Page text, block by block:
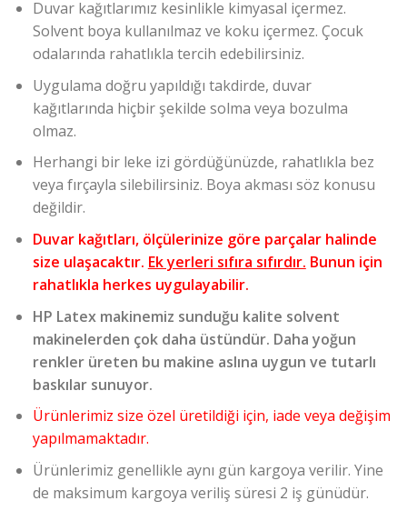
Duvar kağıtlarımız kesinlikle kimyasal içermez.
Solvent boya kullanılmaz ve koku içermez. Çocuk
odalarında rahatlıkla tercih edebilirsiniz.
Uygulama doğru yapıldığı takdirde, duvar
kağıtlarında hiçbir şekilde solma veya bozulma
olmaz.
Herhangi bir leke izi gördüğünüzde, rahatlıkla bez
veya fırçayla silebilirsiniz. Boya akması söz konusu
değildir.
Duvar kağıtları, ölçülerinize göre parçalar halinde
size ulaşacaktır. Ek yerleri sıfıra sıfırdır. Bunun için
rahatlıkla herkes uygulayabilir.
HP Latex makinemiz sunduğu kalite solvent
makinelerden çok daha üstündür. Daha yoğun
renkler üreten bu makine aslına uygun ve tutarlı
baskılar sunuyor.
Ürünlerimiz size özel üretildiği için, iade veya değişim
yapılmamaktadır.
Ürünlerimiz genellikle aynı gün kargoya verilir. Yine
de maksimum kargoya veriliş süresi 2 iş günüdür.